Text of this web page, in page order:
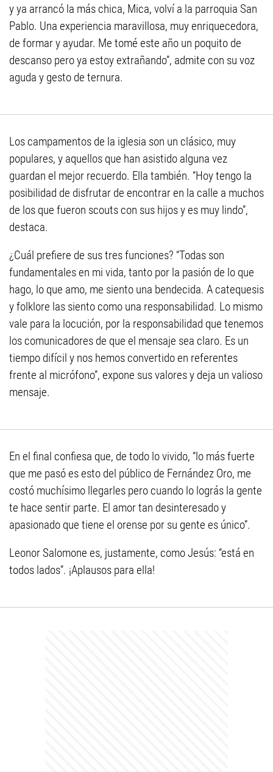
y ya arrancó la más chica, Mica, volví a la parroquia San
Pablo. Una experiencia maravillosa, muy enriquecedora,
de formar y ayudar. Me tomé este año un poquito de
descanso pero ya estoy extrañando”, admite con su voz
aguda y gesto de ternura.
Los campamentos de la iglesia son un clásico, muy
populares, y aquellos que han asistido alguna vez
guardan el mejor recuerdo. Ella también. “Hoy tengo la
posibilidad de disfrutar de encontrar en la calle a muchos
de los que fueron scouts con sus hijos y es muy lindo”,
destaca.
¿Cuál prefiere de sus tres funciones? “Todas son
fundamentales en mi vida, tanto por la pasión de lo que
hago, lo que amo, me siento una bendecida. A catequesis
y folklore las siento como una responsabilidad. Lo mismo
vale para la locución, por la responsabilidad que tenemos
los comunicadores de que el mensaje sea claro. Es un
tiempo difícil y nos hemos convertido en referentes
frente al micrófono”, expone sus valores y deja un valioso
mensaje.
En el final confiesa que, de todo lo vivido, “lo más fuerte
que me pasó es esto del público de Fernández Oro, me
costó muchísimo llegarles pero cuando lo lográs la gente
te hace sentir parte. El amor tan desinteresado y
apasionado que tiene el orense por su gente es único”.
Leonor Salomone es, justamente, como Jesús: “está en
todos lados”. ¡Aplausos para ella!